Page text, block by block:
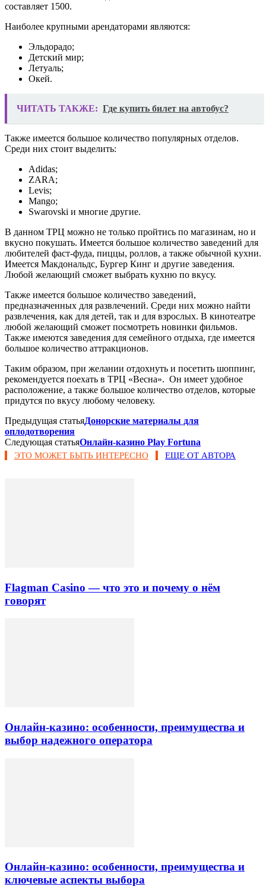
составляет 1500.
Наиболее крупными арендаторами являются:
Эльдорадо;
Детский мир;
Летуаль;
Окей.
ЧИТАТЬ ТАКЖЕ: Где купить билет на автобус?
Также имеется большое количество популярных отделов.
Среди них стоит выделить:
Adidas;
ZARA;
Levis;
Mango;
Swarovski и многие другие.
В данном ТРЦ можно не только пройтись по магазинам, но и
вкусно покушать. Имеется большое количество заведений для
любителей фаст-фуда, пиццы, роллов, а также обычной кухни.
Имеется Макдональдс, Бургер Кинг и другие заведения.
Любой желающий сможет выбрать кухню по вкусу.
Также имеется большое количество заведений,
предназначенных для развлечений. Среди них можно найти
развлечения, как для детей, так и для взрослых. В кинотеатре
любой желающий сможет посмотреть новинки фильмов.
Также имеются заведения для семейного отдыха, где имеется
большое количество аттракционов.
Таким образом, при желании отдохнуть и посетить шоппинг,
рекомендуется поехать в ТРЦ «Весна». Он имеет удобное
расположение, а также большое количество отделов, которые
придутся по вкусу любому человеку.
Предыдущая статьяДонорские материалы для
оплодотворения
Следующая статьяОнлайн-казино Play Fortuna
ЭТО МОЖЕТ БЫТЬ ИНТЕРЕСНО ЕЩЕ ОТ АВТОРА
Flagman Casino — что это и почему о нём
говорят
Онлайн-казино: особенности, преимущества и
выбор надежного оператора
Онлайн-казино: особенности, преимущества и
ключевые аспекты выбора